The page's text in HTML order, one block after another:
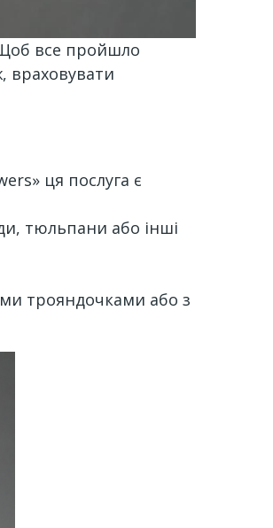
все пройшло
враховувати
ця послуга є
тюльпани або інші
трояндочками або з